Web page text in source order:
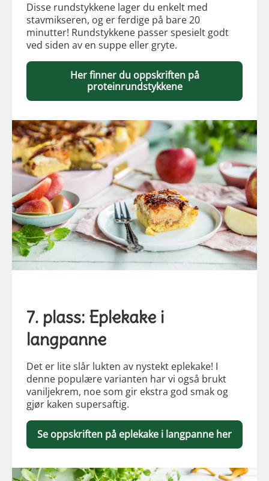
Disse rundstykkene lager du enkelt med
stavmikseren, og er ferdige på bare 20
minutter! Rundstykkene passer spesielt godt
ved siden av en suppe eller gryte.
Her finner du oppskriften på
proteinrundstykkene
7. plass: Eplekake i
langpanne
Det er lite slår lukten av nystekt eplekake! I
denne populære varianten har vi også brukt
vaniljekrem, noe som gir ekstra god smak og
gjør kaken supersaftig.
Se oppskriften på eplekake i langpanne her